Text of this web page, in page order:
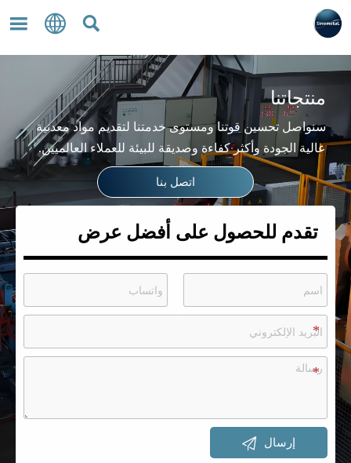



منتجاتنا
سنواصل تحسين قوتنا ومستوى خدمتنا لتقديم مواد معدنية
عالية الجودة وأكثر كفاءة وصديقة للبيئة للعملاء العالميين.
اتصل بنا
تقدم للحصول على أفضل عرض
إرسال 